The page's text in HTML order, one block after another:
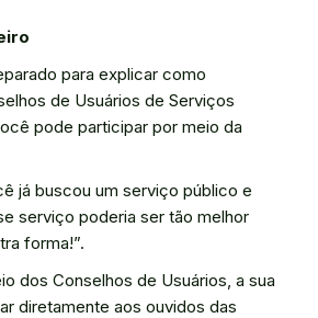
para explicar como
de Usuários de Serviços
pode participar por meio da
já buscou um serviço público e
serviço poderia ser tão melhor
forma!”.
dos Conselhos de Usuários, a sua
diretamente aos ouvidos das